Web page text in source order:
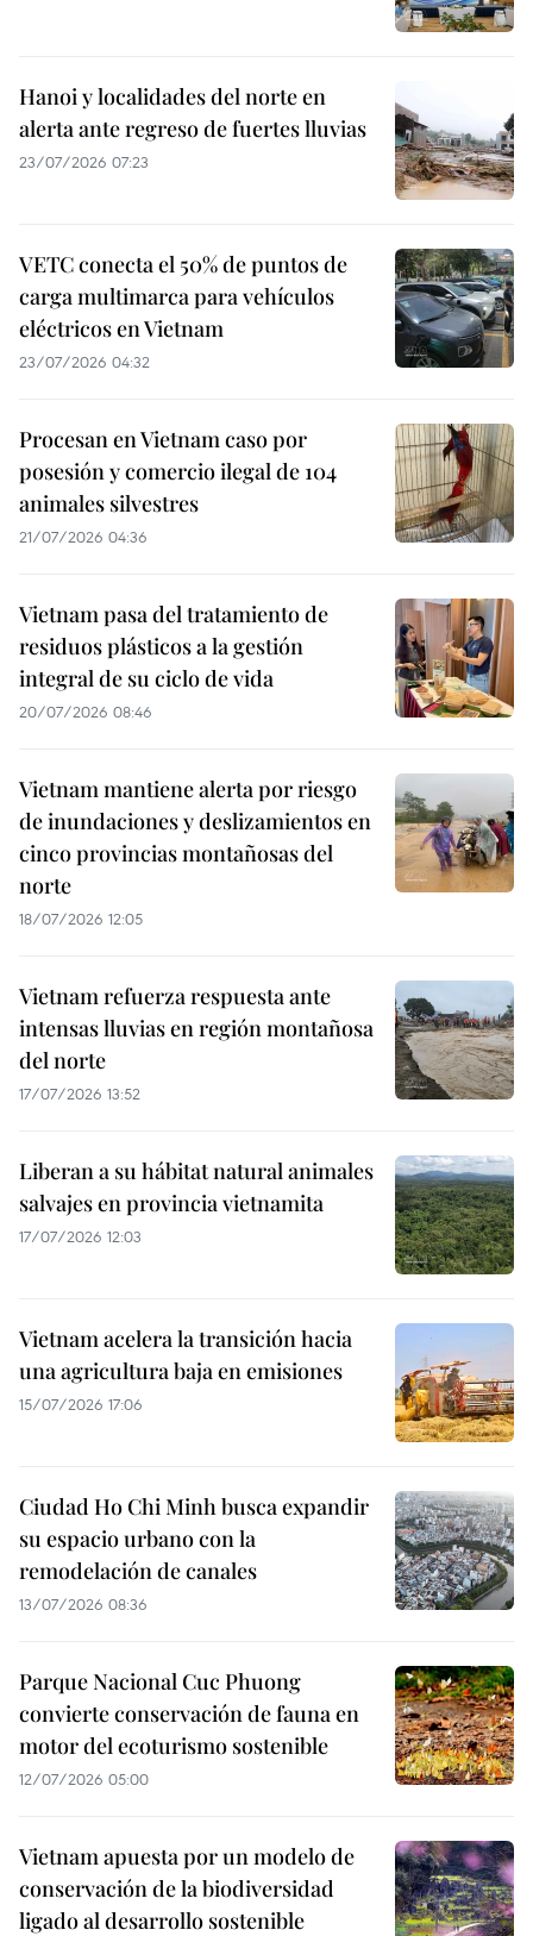
Hanoi y localidades del norte en
alerta ante regreso de fuertes lluvias
23/07/2026 07:23
VETC conecta el 50% de puntos de
carga multimarca para vehículos
eléctricos en Vietnam
23/07/2026 04:32
Procesan en Vietnam caso por
posesión y comercio ilegal de 104
animales silvestres
21/07/2026 04:36
Vietnam pasa del tratamiento de
residuos plásticos a la gestión
integral de su ciclo de vida
20/07/2026 08:46
Vietnam mantiene alerta por riesgo
de inundaciones y deslizamientos en
cinco provincias montañosas del
norte
18/07/2026 12:05
Vietnam refuerza respuesta ante
intensas lluvias en región montañosa
del norte
17/07/2026 13:52
Liberan a su hábitat natural animales
salvajes en provincia vietnamita
17/07/2026 12:03
Vietnam acelera la transición hacia
una agricultura baja en emisiones
15/07/2026 17:06
Ciudad Ho Chi Minh busca expandir
su espacio urbano con la
remodelación de canales
13/07/2026 08:36
Parque Nacional Cuc Phuong
convierte conservación de fauna en
motor del ecoturismo sostenible
12/07/2026 05:00
Vietnam apuesta por un modelo de
conservación de la biodiversidad
ligado al desarrollo sostenible